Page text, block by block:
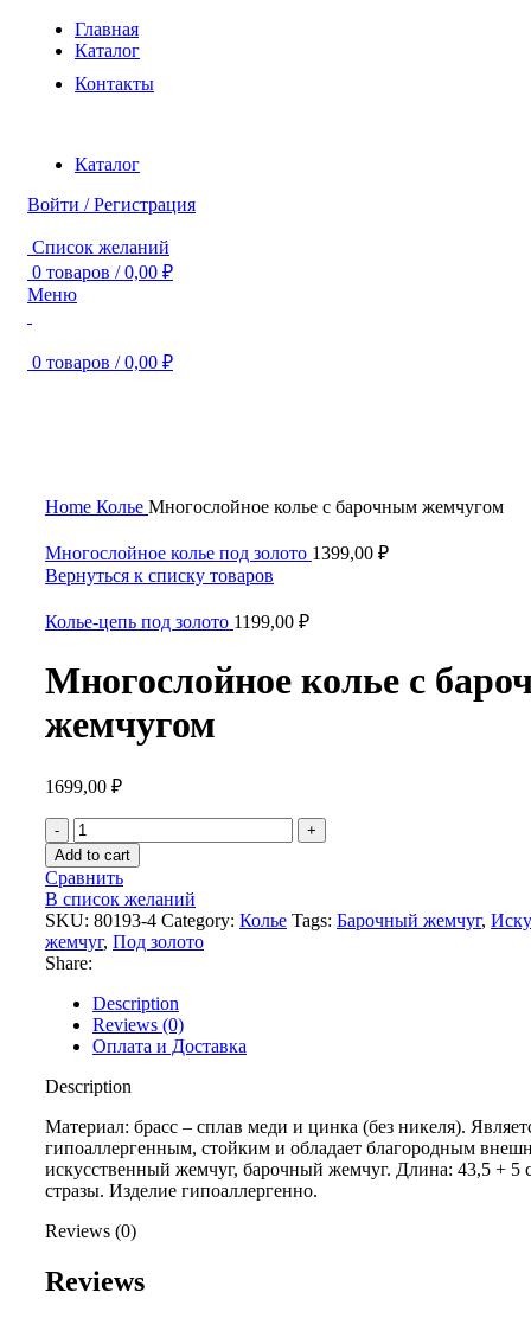
Главная
Каталог
Контакты
Каталог
Войти / Регистрация
Список желаний
0 товаров / 0,00 ₽
Меню
0 товаров / 0,00 ₽
Home Колье Многослойное колье с барочным жемчугом
Многослойное колье под золото 1399,00 ₽
Вернуться к списку товаров
Колье-цепь под золото 1199,00 ₽
Многослойное колье с
жемчугом
1699,00 ₽
Многослойное
колье
с
барочным
жемчугом
quantity
Add to cart
Сравнить
В список желаний
SKU: 80193-4 Category: Колье Tags: Барочный жемчуг,
жемчуг, Под золото
Share:
Description
Reviews (0)
Оплата и Доставка
Description
Материал: брасс – сплав меди и цинка (без никеля).
гипоаллергенным, стойким и обладает благородным
искусственный жемчуг, барочный жемчуг. Длина: 43,5 + 5
стразы. Изделие гипоаллергенно.
Reviews (0)
Reviews